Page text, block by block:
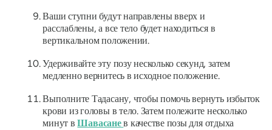
Ваши ступни будут направлены вверх и
расслаблены, а все тело будет находиться в
вертикальном положении.
Удерживайте эту позу несколько секунд, затем
медленно вернитесь в исходное положение.
Выполните Тадасану, чтобы помочь вернуть избыток
крови из головы в тело. Затем полежите несколько
минут вШавасанев качестве позы для отдыха